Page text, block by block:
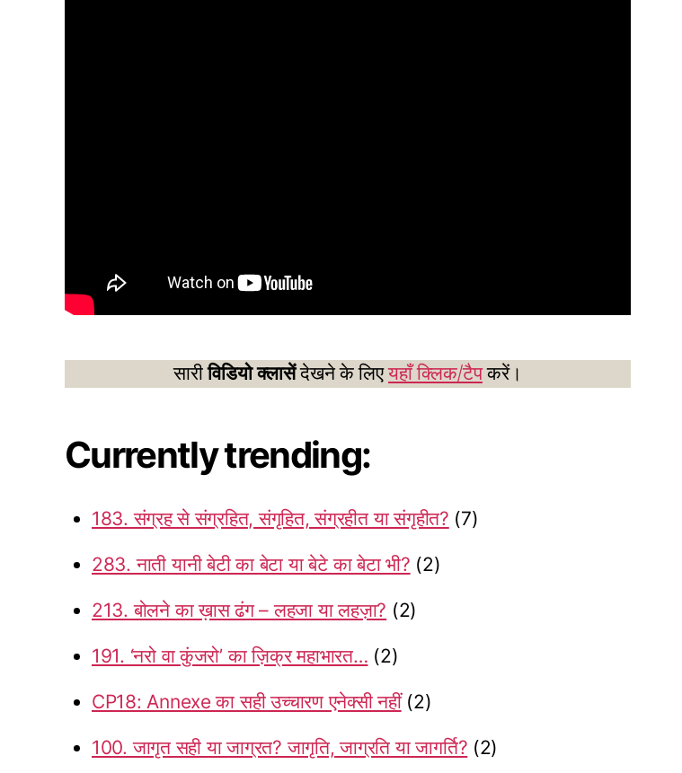
सारीविडियो क्लासेंदेखने के लिएयहाँ क्लिक/टैपकरें।
Currently trending:
183. संग्रह से संग्रहित, संगृहित, संग्रहीत या संगृहीत? (7)
283. नाती यानी बेटी का बेटा या बेटे का बेटा भी? (2)
213. बोलने का ख़ास ढंग – लहजा या लहज़ा? (2)
191. ‘नरो वा कुंजरो’ का ज़िक्र महाभारत… (2)
CP18: Annexe का सही उच्चारण एनेक्सी नहीं (2)
100. जागृत सही या जाग्रत? जागृति, जाग्रति या जागर्ति? (2)